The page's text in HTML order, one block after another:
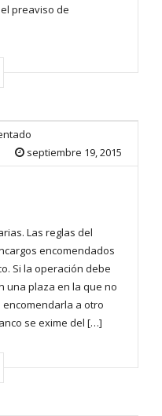
preaviso de
septiembre 19, 2015
Las reglas del
encomendados
Si la operación debe
una plaza en la que no
a otro
se exime del […]